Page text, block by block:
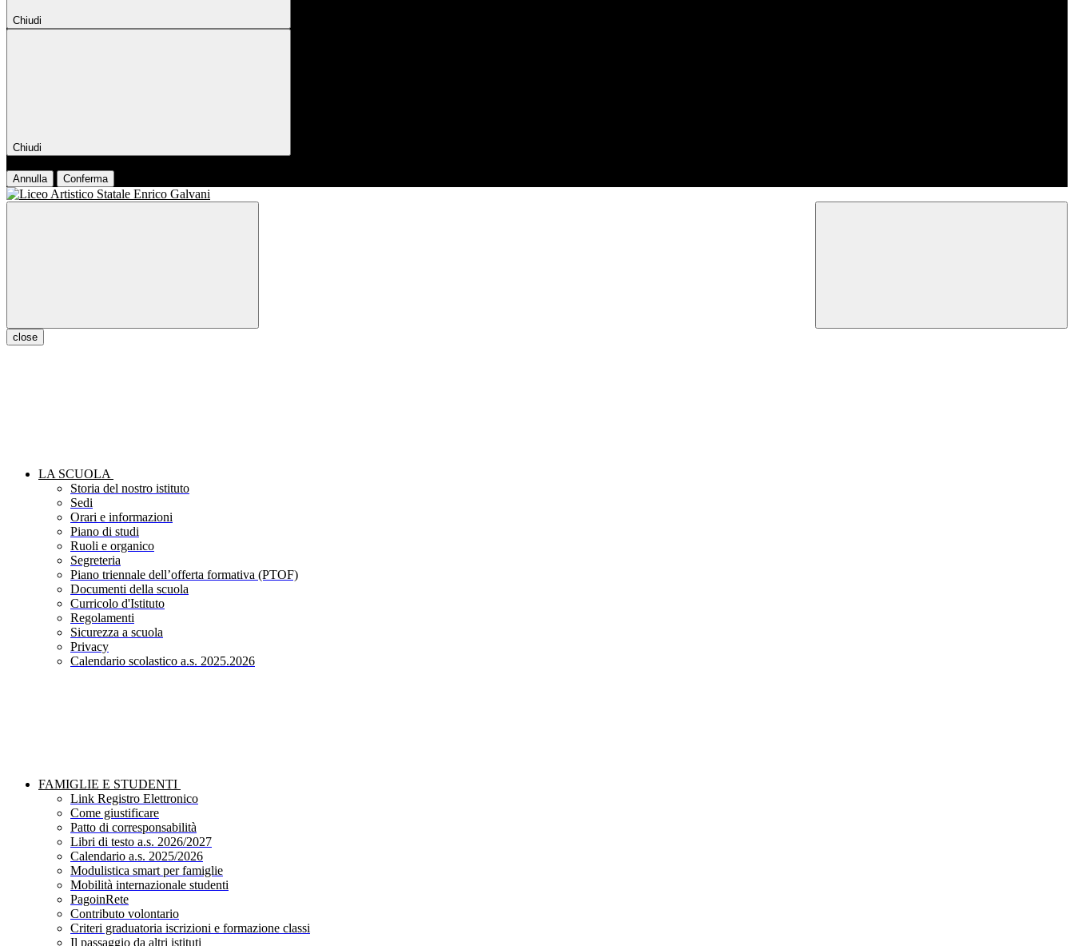
Chiudi
Chiudi
Annulla Conferma
close
LA SCUOLA
Storia del nostro istituto
Sedi
Orari e informazioni
Piano di studi
Ruoli e organico
Segreteria
Piano triennale dell’offerta formativa (PTOF)
Documenti della scuola
Curricolo d'Istituto
Regolamenti
Sicurezza a scuola
Privacy
Calendario scolastico a.s. 2025.2026
FAMIGLIE E STUDENTI
Link Registro Elettronico
Come giustificare
Patto di corresponsabilità
Libri di testo a.s. 2026/2027
Calendario a.s. 2025/2026
Modulistica smart per famiglie
Mobilità internazionale studenti
PagoinRete
Contributo volontario
Criteri graduatoria iscrizioni e formazione classi
Il passaggio da altri istituti